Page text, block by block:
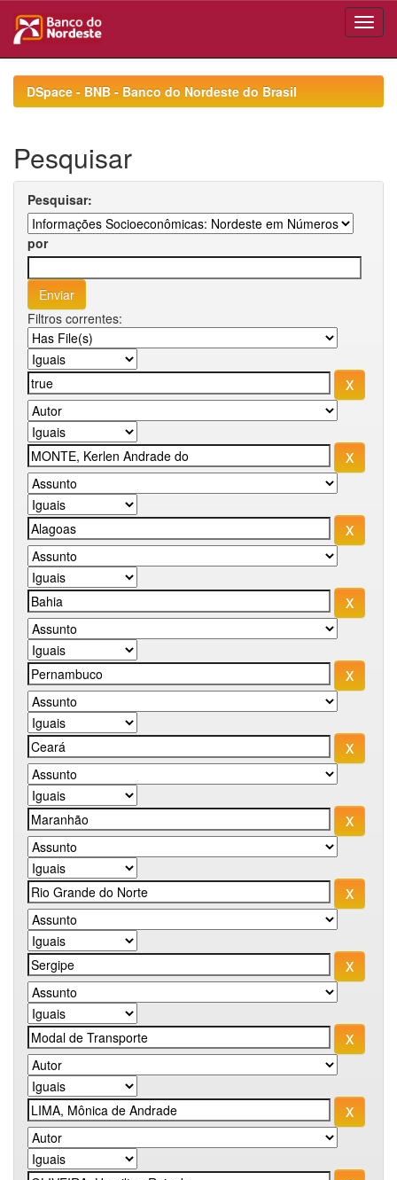
navigationDSpace - BNB - Banco do Nordeste do Brasil
Pesquisar
Pesquisar:
por
Filtros correntes: